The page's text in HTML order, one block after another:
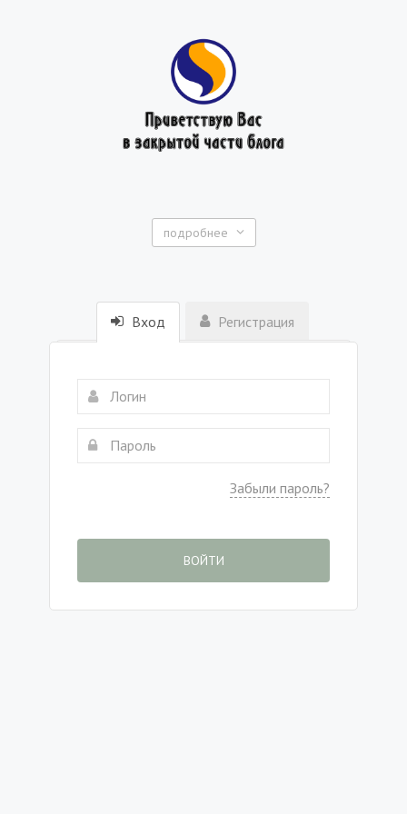
подробнее
Вход Регистрация
Забыли пароль?
ВОЙТИ